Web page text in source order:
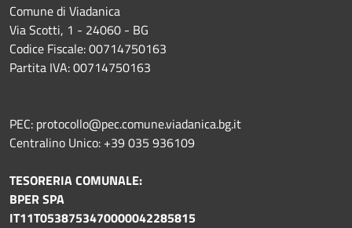
Comune di Viadanica
Via Scotti, 1 - 24060 - BG
Codice Fiscale: 00714750163
Partita IVA: 00714750163
PEC: protocollo@pec.comune.viadanica.bg.it
Centralino Unico: +39 035 936109
TESORERIA COMUNALE:
BPER SPA
IT11T0538753470000042285815